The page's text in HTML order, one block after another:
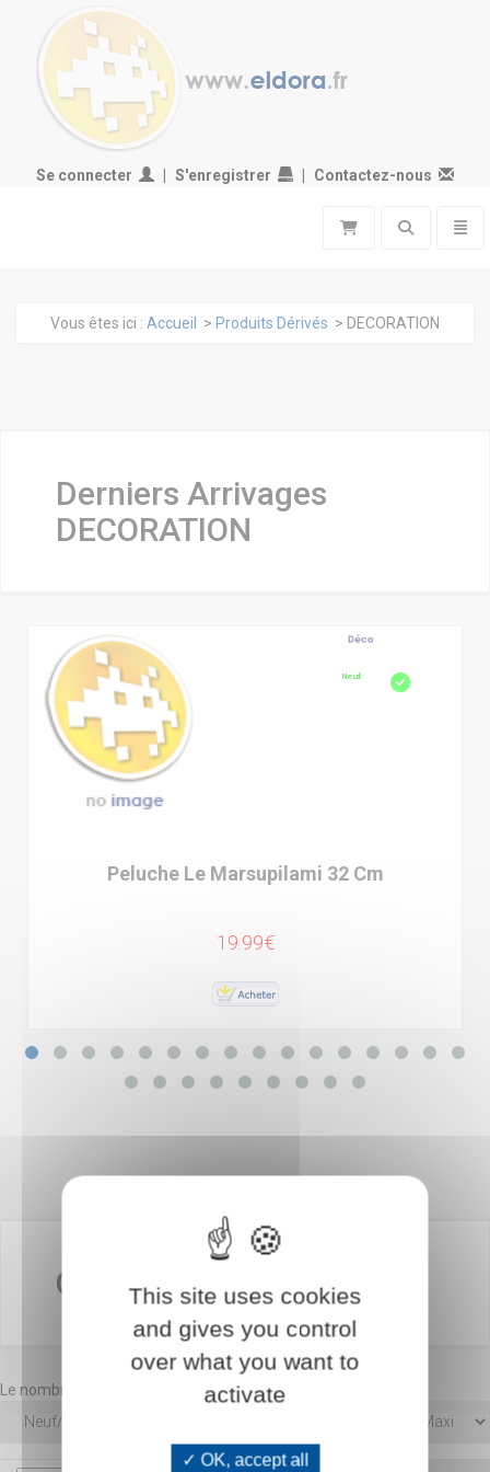
Se connecter S'enregistrer Contactez-nous
Toggle search
Vous êtes ici : Accueil > Produits Dérivés > DECORATION
Derniers Arrivages
DECORATION
Neuf
Peluche Le Marsupilami 32 Cm
19.99€
Catalogue DECORATION
Le nombre d'articles trouvé est : 516
This site uses cookies
and gives you control
over what you want to
activate
OK, accept all